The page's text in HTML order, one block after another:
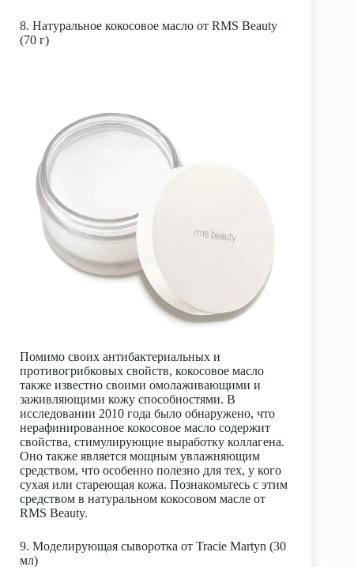
8. Натуральное кокосовое масло от RMS Beauty
(70 г)
Помимо своих антибактериальных и
противогрибковых свойств, кокосовое масло
также известно своими омолаживающими и
заживляющими кожу способностями. В
исследовании 2010 года было обнаружено, что
нерафинированное кокосовое масло содержит
свойства, стимулирующие выработку коллагена.
Оно также является мощным увлажняющим
средством, что особенно полезно для тех, у кого
сухая или стареющая кожа. Познакомьтесь с этим
средством в натуральном кокосовом масле от
RMS Beauty.
9. Моделирующая сыворотка от Tracie Martyn (30
мл)